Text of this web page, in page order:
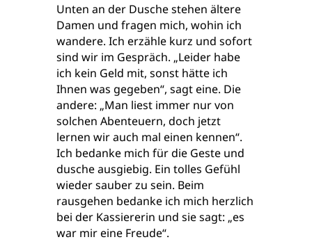
Unten an der Dusche stehen ältere
Damen und fragen mich, wohin ich
wandere. Ich erzähle kurz und sofort
sind wir im Gespräch. „Leider habe
ich kein Geld mit, sonst hätte ich
Ihnen was gegeben“, sagt eine. Die
andere: „Man liest immer nur von
solchen Abenteuern, doch jetzt
lernen wir auch mal einen kennen“.
Ich bedanke mich für die Geste und
dusche ausgiebig. Ein tolles Gefühl
wieder sauber zu sein. Beim
rausgehen bedanke ich mich herzlich
bei der Kassiererin und sie sagt: „es
war mir eine Freude“.